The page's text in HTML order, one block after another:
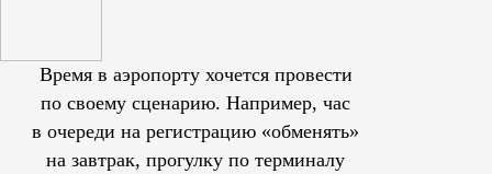
Время в аэропорту хочется провести
по своему сценарию. Например, час
в очереди на регистрацию «обменять»
на завтрак, прогулку по терминалу